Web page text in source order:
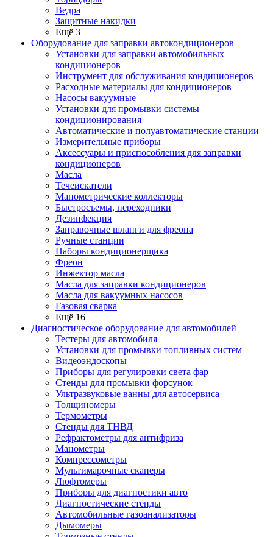
Ведра
Защитные накидки
Ещё 3
Оборудование для заправки автокондиционеров
Установки для заправки автомобильных
кондиционеров
Инструмент для обслуживания кондиционеров
Расходные материалы для кондиционеров
Насосы вакуумные
Установки для промывки системы
кондиционирования
Автоматические и полуавтоматические станции
Измерительные приборы
Аксессуары и приспособления для заправки
кондиционеров
Масла
Течеискатели
Манометрические коллекторы
Быстросъемы, переходники
Дезинфекция
Заправочные шланги для фреона
Ручные станции
Наборы кондиционерщика
Фреон
Инжектор масла
Масла для заправки кондиционеров
Масла для вакуумных насосов
Газовая сварка
Ещё 16
Диагностическое оборудование для автомобилей
Тестеры для автомобиля
Установки для промывки топливных систем
Видеоэндоскопы
Приборы для регулировки света фар
Стенды для промывки форсунок
Ультразвуковые ванны для автосервиса
Толщиномеры
Термометры
Стенды для ТНВД
Рефрактометры для антифриза
Манометры
Компрессометры
Мультимарочные сканеры
Люфтомеры
Приборы для диагностики авто
Диагностические стенды
Автомобильные газоанализаторы
Дымомеры